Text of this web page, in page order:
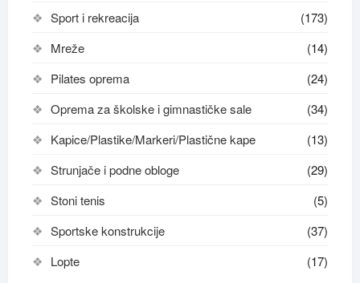
Sport i rekreacija
(173)
Mreže
(14)
Pilates oprema
(24)
Oprema za školske i gimnastičke sale
(34)
Kapice/Plastike/Markeri/Plastične kape
(13)
Strunjače i podne obloge
(29)
Stoni tenis
(5)
Sportske konstrukcije
(37)
Lopte
(17)